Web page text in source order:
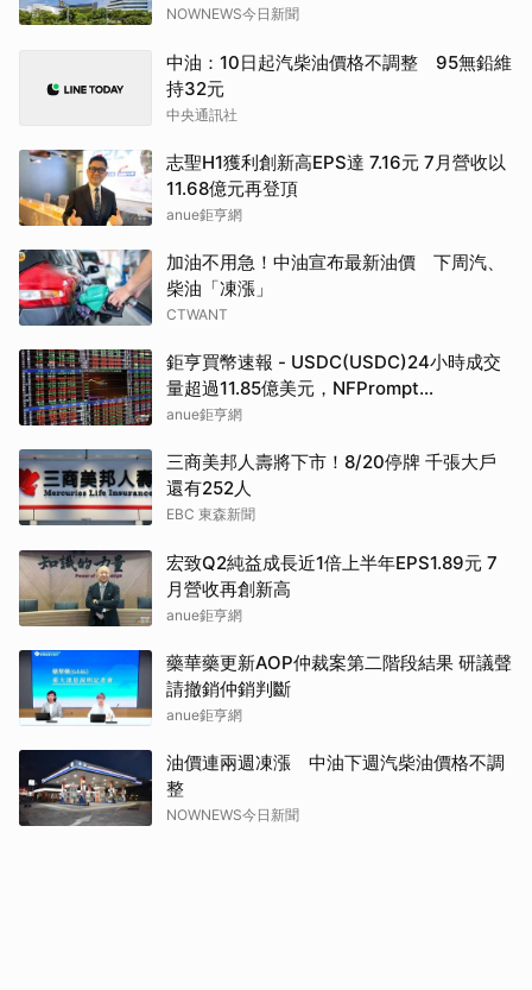
NOWNEWS今日新聞
中油：10日起汽柴油價格不調整 95無鉛維
持32元
中央通訊社
志聖H1獲利創新高EPS達 7.16元 7月營收以
11.68億元再登頂
anue鉅亨網
加油不用急！中油宣布最新油價 下周汽、
柴油「凍漲」
CTWANT
鉅亨買幣速報 - USDC(USDC)24小時成交
量超過11.85億美元，NFPrompt
Token(NFP)24小時漲幅達66.2%
anue鉅亨網
三商美邦人壽將下市！8/20停牌 千張大戶
還有252人
EBC 東森新聞
宏致Q2純益成長近1倍上半年EPS1.89元 7
月營收再創新高
anue鉅亨網
藥華藥更新AOP仲裁案第二階段結果 研議聲
請撤銷仲銷判斷
anue鉅亨網
油價連兩週凍漲 中油下週汽柴油價格不調
整
NOWNEWS今日新聞